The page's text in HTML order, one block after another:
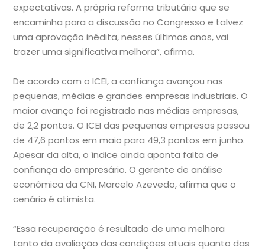
expectativas. A própria reforma tributária que se
encaminha para a discussão no Congresso e talvez
uma aprovação inédita, nesses últimos anos, vai
trazer uma significativa melhora”, afirma.
De acordo com o ICEI, a confiança avançou nas
pequenas, médias e grandes empresas industriais. O
maior avanço foi registrado nas médias empresas,
de 2,2 pontos. O ICEI das pequenas empresas passou
de 47,6 pontos em maio para 49,3 pontos em junho.
Apesar da alta, o índice ainda aponta falta de
confiança do empresário. O gerente de análise
econômica da CNI, Marcelo Azevedo, afirma que o
cenário é otimista.
“Essa recuperação é resultado de uma melhora
tanto da avaliação das condições atuais quanto das